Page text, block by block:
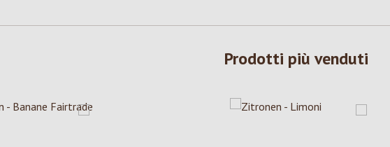
Prodotti più venduti